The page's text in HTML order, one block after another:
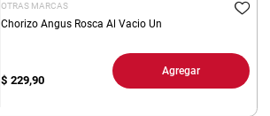
OTRAS MARCAS
Chorizo Angus Rosca Al Vacio Un
$ 229,90
Agregar